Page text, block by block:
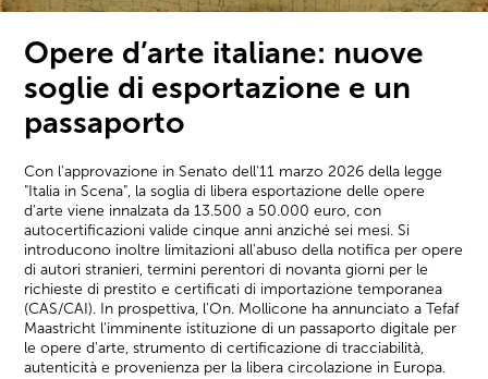
Opere d’arte italiane: nuove
soglie di esportazione e un
passaporto
Con l'approvazione in Senato dell'11 marzo 2026 della legge
"Italia in Scena", la soglia di libera esportazione delle opere
d'arte viene innalzata da 13.500 a 50.000 euro, con
autocertificazioni valide cinque anni anziché sei mesi. Si
introducono inoltre limitazioni all'abuso della notifica per opere
di autori stranieri, termini perentori di novanta giorni per le
richieste di prestito e certificati di importazione temporanea
(CAS/CAI). In prospettiva, l'On. Mollicone ha annunciato a Tefaf
Maastricht l'imminente istituzione di un passaporto digitale per
le opere d'arte, strumento di certificazione di tracciabilità,
autenticità e provenienza per la libera circolazione in Europa.